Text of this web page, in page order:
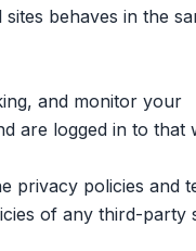
behaves in the
and monitor your
are logged in to that
privacy policies and
of any third-party